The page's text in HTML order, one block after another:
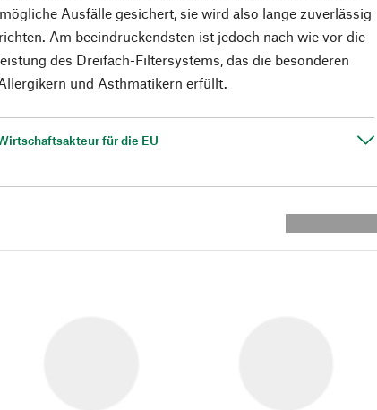
Ausfälle gesichert, sie wird also lange zuverlässig
Am beeindruckendsten ist jedoch nach wie vor die
des Dreifach-Filtersystems, das die besonderen
und Asthmatikern erfüllt.
für die EU